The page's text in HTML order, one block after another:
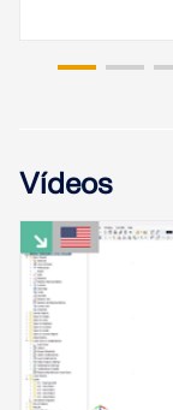
Vídeos